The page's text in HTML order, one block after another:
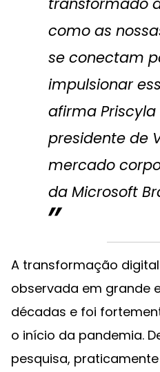
transformado
como as
se conectam
impulsionar
afirma
presidente de
mercado
da Microsoft
A transformação
observada em grande
décadas e foi
o início da pandemia.
pesquisa,